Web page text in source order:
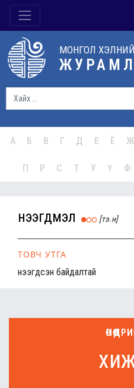
МОНГОЛ
А Б В Г Д Е Ё Ж
П Р С Т У Ү Ф
нээгдмэл [тэ.н]
ТОВЧ УТГА
нээгдсэн байдалтай